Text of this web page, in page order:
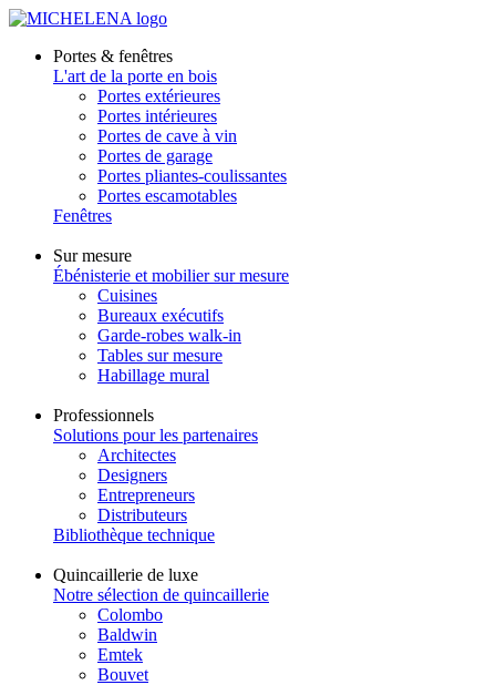
Portes & fenêtres
L'art de la porte en bois
Portes extérieures
Portes intérieures
Portes de cave à vin
Portes de garage
Portes pliantes-coulissantes
Portes escamotables
Fenêtres
Sur mesure
Ébénisterie et mobilier sur mesure
Cuisines
Bureaux exécutifs
Garde-robes walk-in
Tables sur mesure
Habillage mural
Professionnels
Solutions pour les partenaires
Architectes
Designers
Entrepreneurs
Distributeurs
Bibliothèque technique
Quincaillerie de luxe
Notre sélection de quincaillerie
Colombo
Baldwin
Emtek
Bouvet